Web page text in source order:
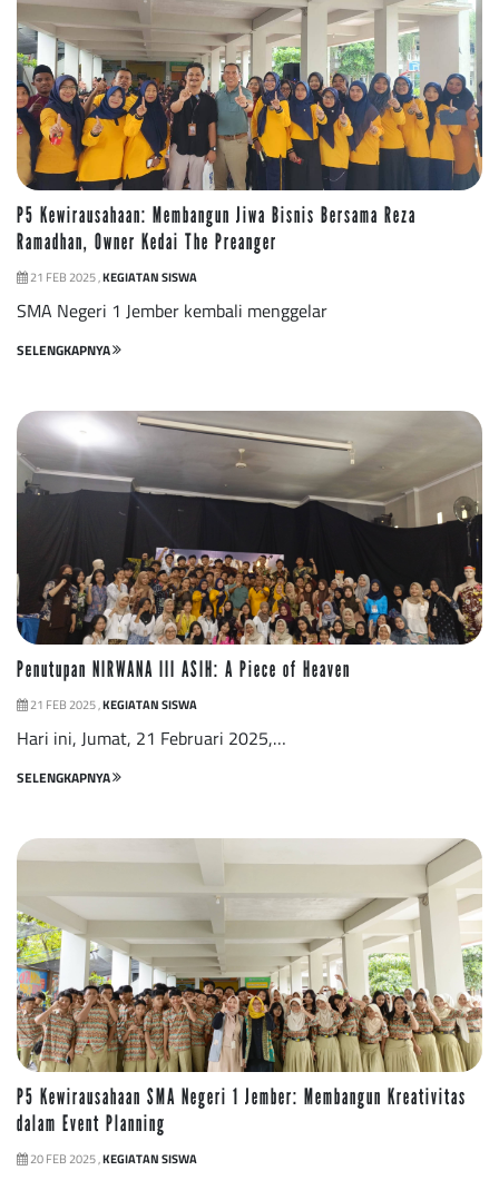
P5 Kewirausahaan: Membangun Jiwa Bisnis Bersama Reza
Ramadhan, Owner Kedai The Preanger
21 FEB 2025 ,KEGIATAN SISWA
SMA Negeri 1 Jember kembali menggelar
SELENGKAPNYA
Penutupan NIRWANA III ASIH: A Piece of Heaven
21 FEB 2025 ,KEGIATAN SISWA
Hari ini, Jumat, 21 Februari 2025,…
SELENGKAPNYA
P5 Kewirausahaan SMA Negeri 1 Jember: Membangun Kreativitas
dalam Event Planning
20 FEB 2025 ,KEGIATAN SISWA